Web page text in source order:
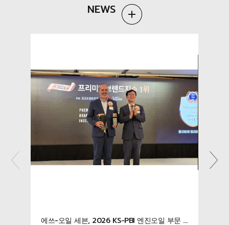
NEWS
에쓰-오일 세븐, 2026 KS-PBI 엔진오일 부문 2년 연속 1위